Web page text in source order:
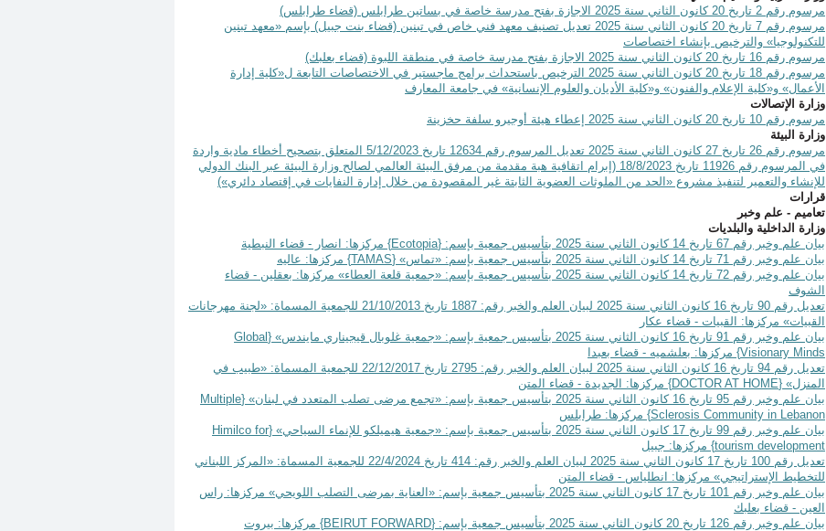
مرسوم رقم 2 تاريخ 20 كانون الثاني سنة 2025 الاجازة بفتح مدرسة خاصة في بساتين طرابلس (قضاء طرابلس)
مرسوم رقم 7 تاريخ 20 كانون الثاني سنة 2025 تعديل تصنيف معهد فني خاص في تبنين (قضاء بنت جبيل) بإسم «معهد تبنين
للتكنولوجيا» والترخيص بإنشاء اختصاصات
مرسوم رقم 16 تاريخ 20 كانون الثاني سنة 2025 الاجازة بفتح مدرسة خاصة في منطقة اللبوة (قضاء بعلبك)
مرسوم رقم 18 تاريخ 20 كانون الثاني سنة 2025 الترخيص باستحداث برامج ماجستير في الاختصاصات التابعة ل«كلية إدارة
الأعمال» و«كلية الإعلام والفنون» و«كلية الأديان والعلوم الإنسانية» في جامعة المعارف
وزارة الإتصالات
مرسوم رقم 10 تاريخ 20 كانون الثاني سنة 2025 إعطاء هيئة أوجيرو سلفة حخزينة
وزارة البيئة
مرسوم رقم 26 تاريخ 27 كانون الثاني سنة 2025 تعديل المرسوم رقم 12634 تاريخ 5/12/2023 المتعلق بتصحيح أخطاء مادية واردة
في المرسوم رقم 11926 تاريخ 18/8/2023 (إبرام اتقافية هبة مقدمة من مرفق البيئة العالمي لصالح وزارة البيئة عبر البنك الدولي
للإنشاء والتعمير لتنفيذ مشروع «الحد من الملوثات العضوية الثابتة غير المقصودة من خلال إدارة النفايات في إقتصاد دائري»)
قرارات
تعاميم - علم وخبر
وزارة الداخلية والبلديات
بيان علم وخبر رقم 67 تاريخ 14 كانون الثاني سنة 2025 بتأسيس جمعية بإسم: {
Ecotopia} مركزها: انصار - قضاء النبطية
بيان علم وخبر رقم 71 تاريخ 14 كانون الثاني سنة 2025 بتأسيس جمعية بإسم: «تماس» {
TAMAS} مركزها: عاليه
بيان علم وخبر رقم 72 تاريخ 14 كانون الثاني سنة 2025 بتأسيس جمعية بإسم: «جمعية قلعة العطاء» مركزها: بعقلين - قضاء
الشوف
تعديل رقم 90 تاريخ 16 كانون الثاني سنة 2025 لبيان العلم والخبر رقم: 1887 تاريخ 21/10/2013 للجمعية المسماة: «لجنة مهرجانات
القبيات» مركزها: القبيات - قضاء عكار
بيان علم وخبر رقم 91 تاريخ 16 كانون الثاني سنة 2025 بتأسيس جمعية بإسم: «جمعية غلوبال قيجيناري مايندس» {
Global
Visionary Minds} مركزها: بعلشميه - قضاء بعبدا
تعديل رقم 94 تاريخ 16 كانون الثاني سنة 2025 لبيان العلم والخبر رقم: 2795 تاريخ 22/12/2017 للجمعية المسماة: «طبيب في
المنزل» {DOCTOR AT HOME} مركزها: الجديدة - قضاء المتن
بيان علم وخبر رقم 95 تاريخ 16 كانون الثاني سنة 2025 بتأسيس جمعية بإسم: «تجمع مرضى تصلب المتعدد في لبنان» {
Multiple
Sclerosis Community in Lebanon} مركزها: طرابلس
بيان علم وخبر رقم 99 تاريخ 17 كانون الثاني سنة 2025 بتأسيس جمعية بإسم: «جمعية هيميلكو للإنماء السياحي» {
Himilco for
tourism development} مركزها: جبيل
تعديل رقم 100 تاريخ 17 كانون الثاني سنة 2025 لبيان العلم والخبر رقم: 414 تاريخ 22/4/2024 للجمعية المسماة: «المركز اللبناني
للتخطيط الإستراتيجي» مركزها: انطلياس - قضاء المتن
بيان علم وخبر رقم 101 تاريخ 17 كانون الثاني سنة 2025 بتأسيس جمعية بإسم: «العناية بمرضى التصلب اللويحي» مركزها: راس
العين - قضاء بعلبك
بيان علم وخبر رقم 126 تاريخ 20 كانون الثاني سنة 2025 بتأسيس جمعية بإسم: {
BEIRUT FORWARD} مركزها: بيروت